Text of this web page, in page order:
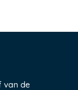
van de